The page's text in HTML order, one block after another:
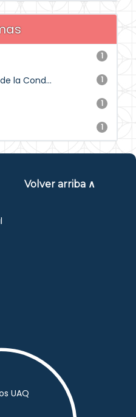
1
1
la Cond...
1
1
Volver arriba ∧
UAQ